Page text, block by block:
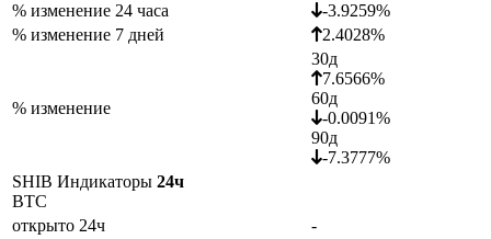
% изменение 24 часа
-3.9259%
% изменение 7 дней
2.4028%
% изменение
30д
7.6566%
60д
-0.0091%
90д
-7.3777%
SHIB Индикаторы 24ч
BTC
открыто 24ч
-